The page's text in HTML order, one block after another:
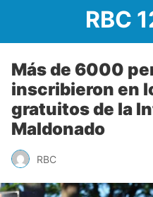
RBC
Más de 6000
inscribieron en
gratuitos de la
Maldonado
RBC